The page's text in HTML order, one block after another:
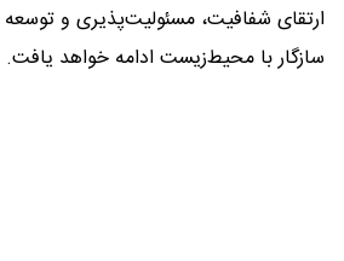
ارتقای شفافیت، مسئولیت‌پذیری و
سازگار با محیط‌زیست ادامه خواهد یافت.